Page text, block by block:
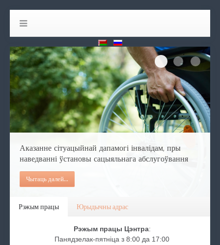
Аказанне сітуацыйнай дапамогі інвалідам, пры
наведванні ўстановы сацыяльнага абслугоўвання
Чытаць далей...
Аказанне
Праца са
Рэжым працы Юрыдычны адрас
Рэжым працы Цэнтра:
Панядзелак-пятніца з 8:00 да 17:00